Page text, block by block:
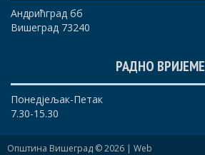
Андрићград бб
Вишеград 73240
РАДНО ВРИЈЕМЕ
Понедјељак-Петак
7.30-15.30
Општина Вишеград © 2026 | Web